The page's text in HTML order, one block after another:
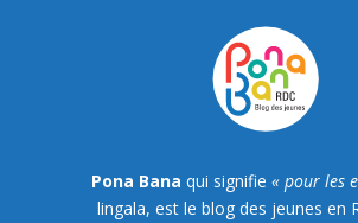
Pona Bana qui signifie « pour les
lingala, est le blog des jeunes en